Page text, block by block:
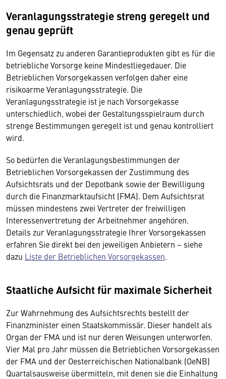
Veranlagungsstrategie streng geregelt und
genau geprüft
Im Gegensatz zu anderen Garantieprodukten gibt es für die
betriebliche Vorsorge keine Mindestliegedauer. Die
Betrieblichen Vorsorgekassen verfolgen daher eine
risikoarme Veranlagungsstrategie. Die
Veranlagungsstrategie ist je nach Vorsorgekasse
unterschiedlich, wobei der Gestaltungsspielraum durch
strenge Bestimmungen geregelt ist und genau kontrolliert
wird.
So bedürfen die Veranlagungsbestimmungen der
Betrieblichen Vorsorgekassen der Zustimmung des
Aufsichtsrats und der Depotbank sowie der Bewilligung
durch die Finanzmarktaufsicht (FMA). Dem Aufsichtsrat
müssen mindestens zwei Vertreter der freiwilligen
Interessenvertretung der Arbeitnehmer angehören.
Details zur Veranlagungsstrategie Ihrer Vorsorgekassen
erfahren Sie direkt bei den jeweiligen Anbietern – siehe
dazu Liste der Betrieblichen Vorsorgekassen.
Staatliche Aufsicht für maximale Sicherheit
Zur Wahrnehmung des Aufsichtsrechts bestellt der
Finanzminister einen Staatskommissär. Dieser handelt als
Organ der FMA und ist nur deren Weisungen unterworfen.
Vier Mal pro Jahr müssen die Betrieblichen Vorsorgekassen
der FMA und der Oesterreichischen Nationalbank (OeNB)
Quartalsausweise übermitteln, mit denen sie die Einhaltung